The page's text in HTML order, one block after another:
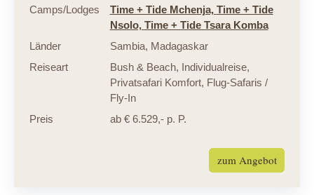
Camps/Lodges
Time + Tide Mchenja, Time + Tide
Nsolo, Time + Tide Tsara Komba
Länder
Sambia, Madagaskar
Reiseart
Bush & Beach, Individualreise,
Privatsafari Komfort, Flug-Safaris /
Fly-In
Preis
ab € 6.529,- p. P.
zum Angebot